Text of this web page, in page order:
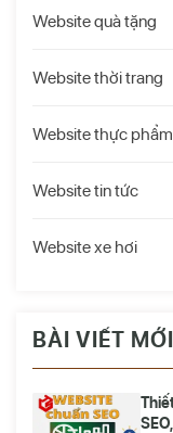
Website quà tặng
Website thời trang
Website thực phẩm
Website tin tức
Website xe hơi
BÀI VIẾT